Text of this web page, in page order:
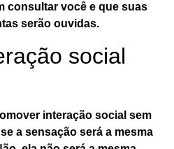
consultar você e que suas
serão ouvidas.
social
interação social sem
a sensação será a mesma